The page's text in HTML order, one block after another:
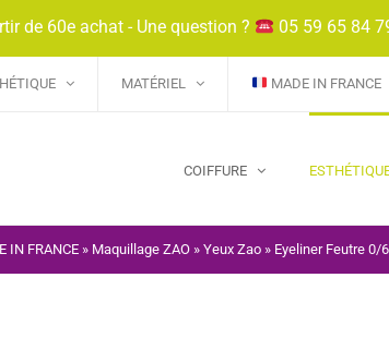
MATÉRIEL MADE IN FRANCE
COIFFURE
IN FRANCE» Maquillage ZAO» Yeux Zao» Eyeliner Feutre 0/
de 60e achat - Une question ? 05 59 65 84